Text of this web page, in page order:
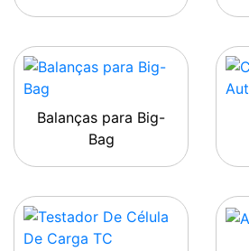
Balanças para Big-
Bag